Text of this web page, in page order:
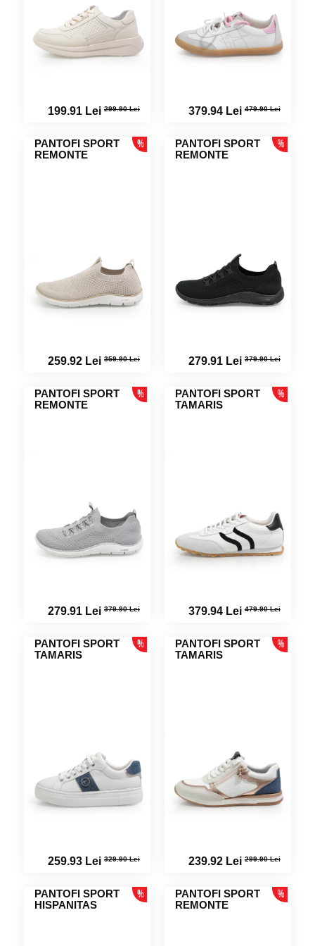
199.91 Lei 299.90 Lei 379.94 Lei479.90 Lei
PANTOFI SPORT
REMONTE
259.92 Lei 359.90 Lei
PANTOFI SPORT
REMONTE
279.91 Lei379.90 Lei
PANTOFI SPORT
REMONTE
279.91 Lei 379.90 Lei
PANTOFI SPORT
TAMARIS
379.94 Lei479.90 Lei
PANTOFI SPORT
TAMARIS
259.93 Lei 329.90 Lei
PANTOFI SPORT
TAMARIS
239.92 Lei299.90 Lei
PANTOFI SPORT
HISPANITAS
PANTOFI SPORT
REMONTE